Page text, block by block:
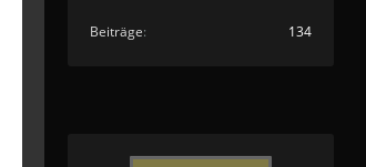
Beiträge 134